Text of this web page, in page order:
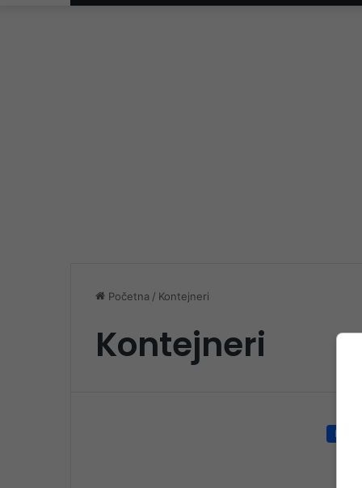
Početna / Kontejneri
Kontejneri